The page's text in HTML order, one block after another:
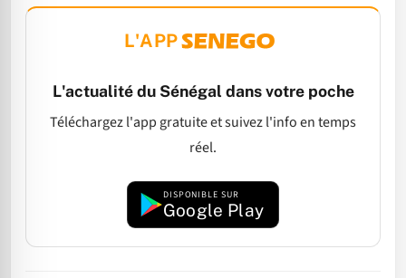
L'APP
L'actualité du Sénégal dans votre poche
Téléchargez l'app gratuite et suivez l'info en temps
réel.
DISPONIBLE SUR
Google Play